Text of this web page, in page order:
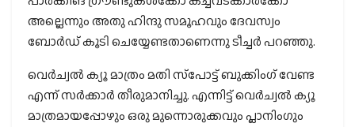
അല്ലെന്നും അതു ഹിന്ദു സമൂഹവും ദേവസ്വം
ബോര്‍ഡ് കൂടി ചെയ്യേണ്ടതാണെന്നു ടീച്ചര്‍ പറഞ്ഞു.
വെര്‍ച്വല്‍ ക്യൂ മാത്രം മതി സ്‌പോട്ട് ബുക്കിംഗ് വേണ്ട
എന്ന് സര്‍ക്കാര്‍ തീരുമാനിച്ചു. എന്നിട്ട് വെര്‍ച്വല്‍ ക്യൂ
മാത്രമായപ്പോഴും ഒരു മുന്നൊരുക്കവും പ്ലാനിംഗും